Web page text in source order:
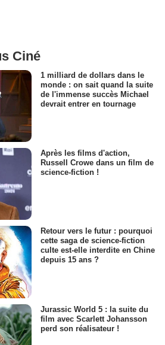
Ciné
1 milliard de dollars dans le
monde : on sait quand la suite
de l'immense succès Michael
devrait entrer en tournage
Après les films d'action,
Russell Crowe dans un film de
science-fiction !
Retour vers le futur : pourquoi
cette saga de science-fiction
culte est-elle interdite en Chine
depuis 15 ans ?
Jurassic World 5 : la suite du
film avec Scarlett Johansson
perd son réalisateur !